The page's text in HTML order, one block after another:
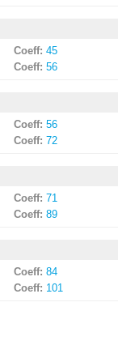
Coeff: 45
Coeff: 56
Coeff: 56
Coeff: 72
Coeff: 71
Coeff: 89
Coeff: 84
Coeff: 101